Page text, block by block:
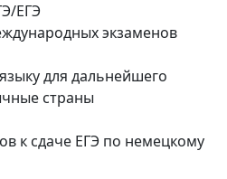
ЕГЭ
экзаменов
для дальнейшего
страны
к сдаче ЕГЭ по немецкому